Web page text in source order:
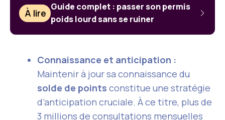
À lire
Guide complet : passer son permis
poids lourd sans se ruiner
Connaissance et anticipation :
Maintenir à jour sa connaissance du
solde de points constitue une stratégie
d’anticipation cruciale. À ce titre, plus de
3 millions de consultations mensuelles